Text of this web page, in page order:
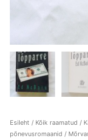
Esileht / Kõik raamatud /
põnevusromaanid /